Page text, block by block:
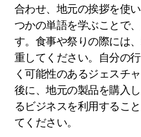
合わせ、地元の挨拶を使
つかの単語を学ぶことで
す。食事や祭りの際には
重してください。自分の
く可能性のあるジェスチ
後に、地元の製品を購入
るビジネスを利用するこ
てください。